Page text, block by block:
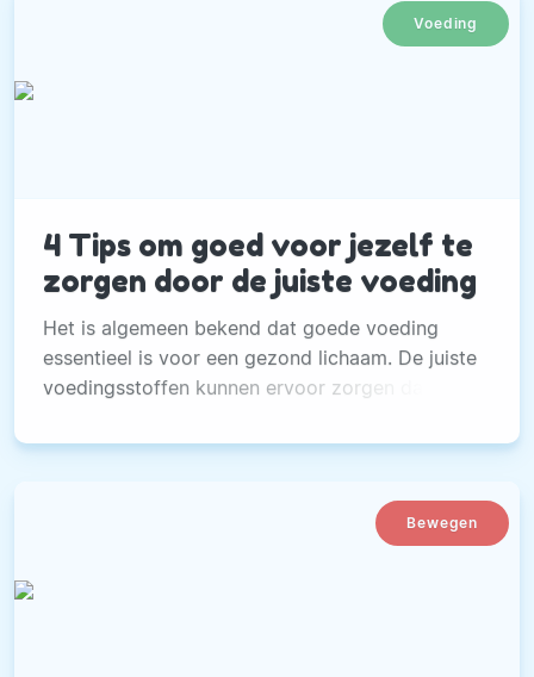
Voeding
4 Tips om goed voor jezelf te
zorgen door de juiste voeding
Het is algemeen bekend dat goede voeding
essentieel is voor een gezond lichaam. De juiste
voedingsstoffen kunnen ervoor zorgen dat je
Bewegen